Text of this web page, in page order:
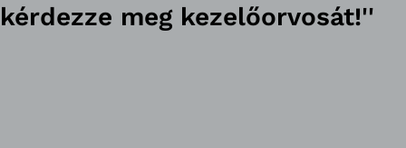
kérdezze meg kezelőorvosát!''